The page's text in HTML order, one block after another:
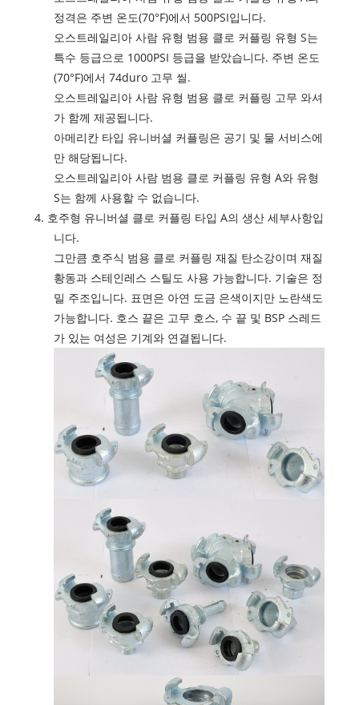
정격은 주변 온도(70°F)에서 500PSI입니다.
오스트레일리아 사람 유형 범용 클로 커플링 유형 S는
특수 등급으로 1000PSI 등급을 받았습니다. 주변 온도
(70°F)에서 74duro 고무 씰.
오스트레일리아 사람 유형 범용 클로 커플링 고무 와셔
가 함께 제공됩니다.
아메리칸 타입 유니버셜 커플링은 공기 및 물 서비스에
만 해당됩니다.
오스트레일리아 사람 범용 클로 커플링 유형 A와 유형
S는 함께 사용할 수 없습니다.
4. 호주형 유니버셜 클로 커플링 타입 A의 생산 세부사항입
니다.
그만큼 호주식 범용 클로 커플링 재질 탄소강이며 재질
황동과 스테인레스 스틸도 사용 가능합니다. 기술은 정
밀 주조입니다. 표면은 아연 도금 은색이지만 노란색도
가능합니다. 호스 끝은 고무 호스, 수 끝 및 BSP 스레드
가 있는 여성은 기계와 연결됩니다.